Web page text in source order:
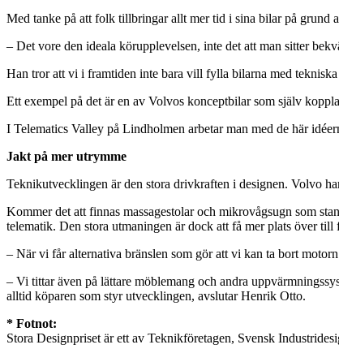
Med tanke på att folk tillbringar allt mer tid i sina bilar på grund
– Det vore den ideala körupplevelsen, inte det att man sitter
Han tror att vi i framtiden inte bara vill fylla bilarna med
Ett exempel på det är en av Volvos konceptbilar som själv
I Telematics Valley på Lindholmen arbetar man med de här
Jakt på mer utrymme
Teknikutvecklingen är den stora drivkraften i designen. Volvo
Kommer det att finnas massagestolar och mikrovågsugn som
telematik. Den stora utmaningen är dock att få mer plats över till
– När vi får alternativa bränslen som gör att vi kan ta bort
– Vi tittar även på lättare möblemang och andra
alltid köparen som styr utvecklingen, avslutar Henrik Otto.
* Fotnot:
Stora Designpriset är ett av Teknikföretagen, Svensk